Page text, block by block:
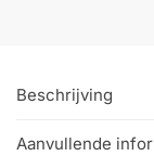
Beschrijving
Aanvullende